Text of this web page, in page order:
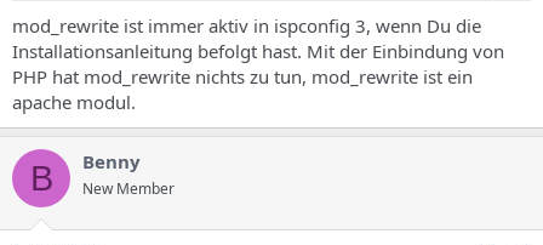
mod_rewrite ist immer aktiv in ispconfig 3, wenn Du die
Installationsanleitung befolgt hast. Mit der Einbindung von
PHP hat mod_rewrite nichts zu tun, mod_rewrite ist ein
apache modul.
B Benny
New Member